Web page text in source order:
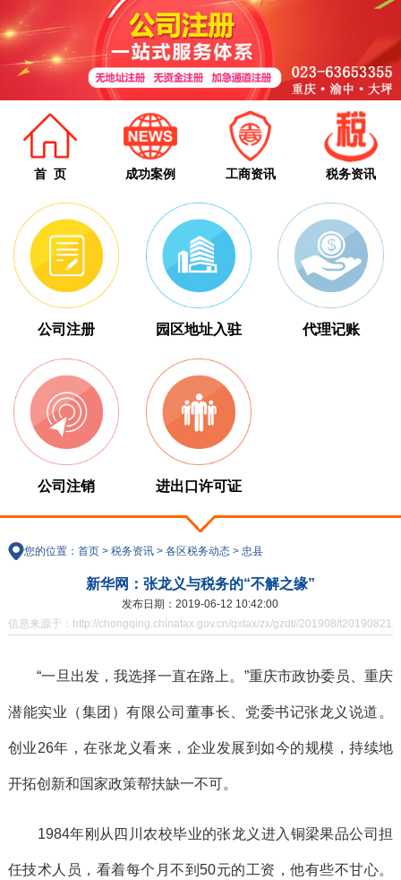
首 页 成功案例 工商资讯 税务资讯
公司注册 园区地址入驻 代理记账
公司注销 进出口许可证
您的位置： 首页> 税务资讯> 各区税务动态> 忠县
新华网：张龙义与税务的“不解之缘”
发布日期：2019-06-12 10:42:00
信息来源于：http://chongqing.chinatax.gov.cn/qxtax/zx/gzdt//201908/
“一旦出发，我选择一直在路上。”重庆市政协委员、重庆
潜能实业（集团）有限公司董事长、党委书记张龙义说道。
创业26年，在张龙义看来，企业发展到如今的规模，持续地
开拓创新和国家政策帮扶缺一不可。
1984年刚从四川农校毕业的张龙义进入铜梁果品公司担
任技术人员，看着每个月不到50元的工资，他有些不甘心。